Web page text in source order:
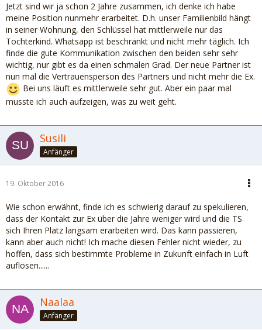
Jetzt sind wir ja schon 2 Jahre zusammen, ich denke ich habe
meine Position nunmehr erarbeitet. D.h. unser Familienbild hängt
in seiner Wohnung, den Schlüssel hat mittlerweile nur das
Tochterkind. Whatsapp ist beschränkt und nicht mehr täglich. Ich
finde die gute Kommunikation zwischen den beiden sehr sehr
wichtig, nur gibt es da einen schmalen Grad. Der neue Partner ist
nun mal die Vertrauensperson des Partners und nicht mehr die Ex.
Bei uns läuft es mittlerweile sehr gut. Aber ein paar mal
musste ich auch aufzeigen, was zu weit geht.
Susili
Anfänger
19. Oktober 2016
Wie schon erwähnt, finde ich es schwierig darauf zu spekulieren,
dass der Kontakt zur Ex über die Jahre weniger wird und die TS
sich Ihren Platz langsam erarbeiten wird. Das kann passieren,
kann aber auch nicht! Ich mache diesen Fehler nicht wieder, zu
hoffen, dass sich bestimmte Probleme in Zukunft einfach in Luft
auflösen......
Naalaa
Anfänger